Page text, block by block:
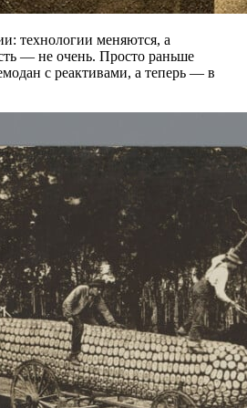
технологии меняются, а
— не очень. Просто раньше
с реактивами, а теперь — в